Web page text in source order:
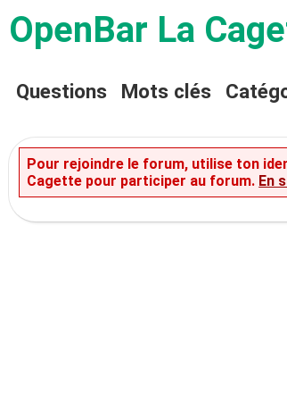
OpenBar La
Questions Mots clés
Pour rejoindre le forum, utilise ton
Cagette pour participer au forum. En